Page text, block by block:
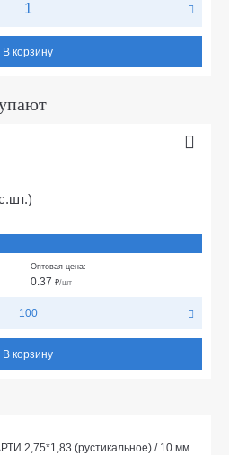
В корзину
Оптовая цена:
0.37 ₽/шт
100
В корзину
2,75*1,83 (рустикальное) / 10 мм